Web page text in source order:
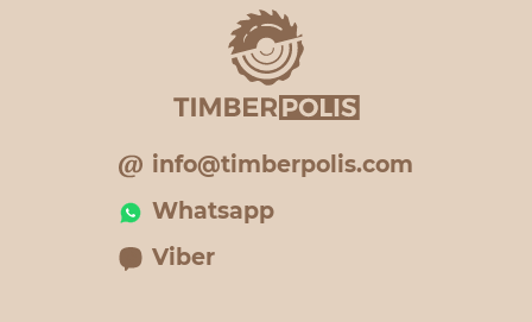
info@timberpolis.com
Whatsapp
Viber